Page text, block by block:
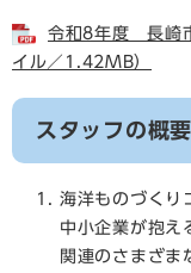
令和8年度 長崎
イル／1.42MB）
スタッフの概要
海洋ものづくり
中小企業が抱え
関連のさまざま